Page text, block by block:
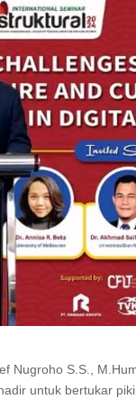
Nugroho S.S.,
untuk bertukar